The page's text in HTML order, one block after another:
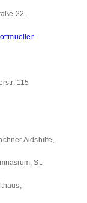
22 .
115
Aidshilfe,
St.